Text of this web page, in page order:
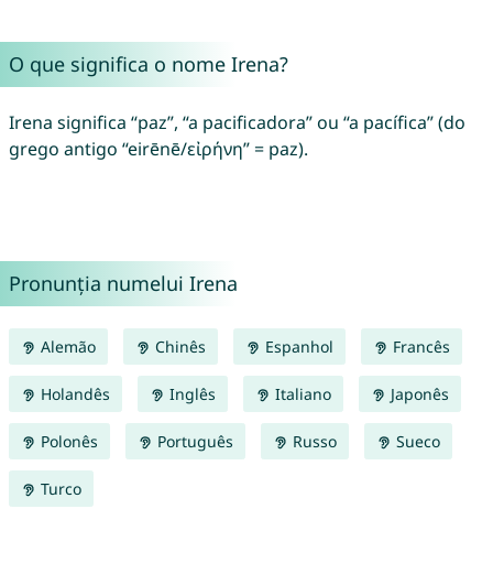
O que significa o nome Irena?
Irena significa “paz”, “a pacificadora” ou “a pacífica” (do
grego antigo “eirēnē/εἰρήνη” = paz).
Pronunția numelui Irena
Alemão Chinês Espanhol Francês
Holandês Inglês Italiano Japonês
Polonês Português Russo Sueco
Turco